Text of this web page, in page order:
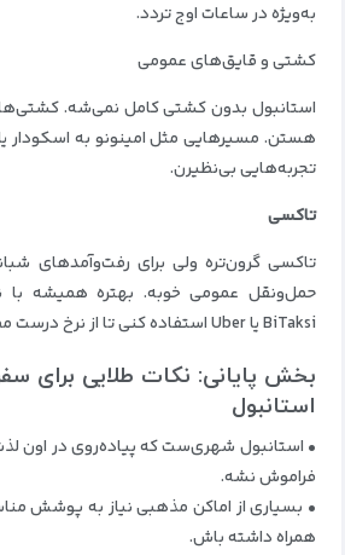
به‌ویژه در ساعات اوج تردد.
کشتی و قایق‌های عمومی
استانبول بدون کشتی کامل نمی‌شه. کشتی‌ها
هستن. مسیرهایی مثل امینونو به اسکودار
تجربه‌هایی بی‌نظیرن.
تاکسی
تاکسی گرون‌تره ولی برای رفت‌و‌آمدهای
حمل‌ونقل عمومی خوبه. بهتره همیشه با
BiTaksi یا Uber استفاده کنی تا از نرخ درست مطمئن باشی.
بخش پایانی: نکات طلایی برای
استانبول
• استانبول شهری‌ست که پیاده‌روی در اون
فراموش نشه.
• بسیاری از اماکن مذهبی نیاز به پوشش
همراه داشته باش.